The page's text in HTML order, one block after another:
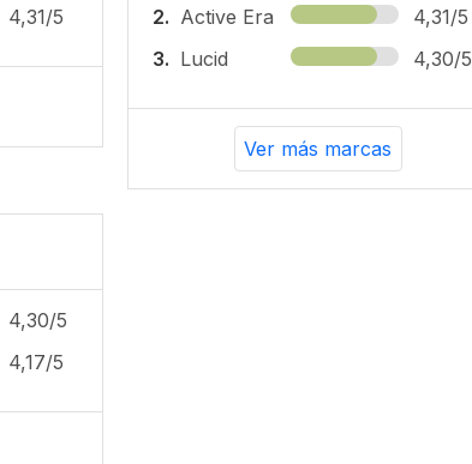
4,31/5
2. Active Era
4,31/5
3. Lucid 4,30/5
Ver más marcas
4,30/5
4,17/5